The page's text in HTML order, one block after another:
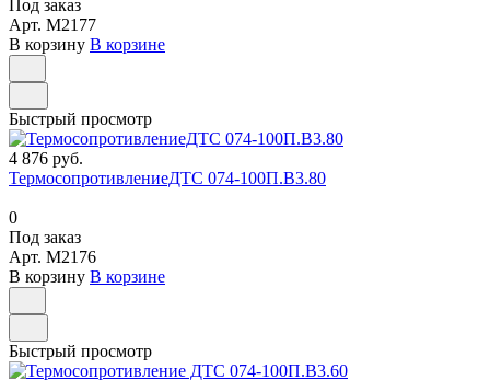
Под заказ
Арт. M2177
В корзину В корзине
Быстрый просмотр
4 876 руб.
ТермосопротивлениеДТС 074-100П.В3.80
0
Под заказ
Арт. M2176
В корзину В корзине
Быстрый просмотр